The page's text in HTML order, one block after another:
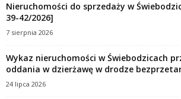
Nieruchomości do sprzedaży w
39-42/2026]
7 sierpnia 2026
Wykaz nieruchomości w Świebodzicach
oddania w dzierżawę w drodze
24 lipca 2026